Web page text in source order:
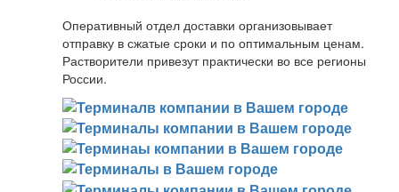
Оперативный отдел доставки организовывает
отправку в сжатые сроки и по оптимальным ценам.
Растворители привезут практически во все регионы
России.